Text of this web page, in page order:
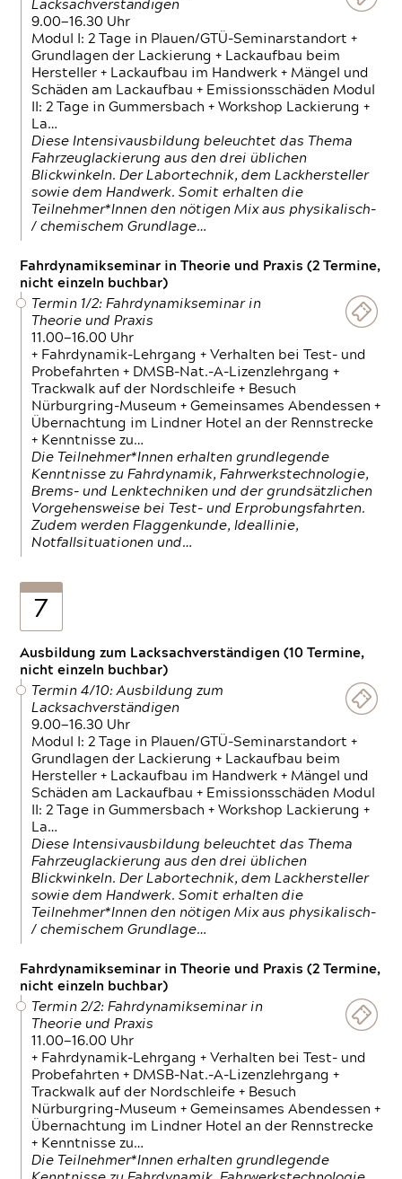
Lacksachverständigen
9.00—16.30 Uhr
Modul I: 2 Tage in Plauen/GTÜ-Seminarstandort +
Grundlagen der Lackierung + Lackaufbau beim
Hersteller + Lackaufbau im Handwerk + Mängel und
Schäden am Lackaufbau + Emissionsschäden Modul
II: 2 Tage in Gummersbach + Workshop Lackierung +
La…
Diese Intensivausbildung beleuchtet das Thema
Fahrzeuglackierung aus den drei üblichen
Blickwinkeln. Der Labortechnik, dem Lackhersteller
sowie dem Handwerk. Somit erhalten die
Teilnehmer*Innen den nötigen Mix aus physikalisch-
/ chemischem Grundlage…
Fahrdynamikseminar in Theorie und Praxis (2 Termine,
nicht einzeln buchbar)
Termin 1/2: Fahrdynamikseminar in
Theorie und Praxis
11.00—16.00 Uhr
+ Fahrdynamik-Lehrgang + Verhalten bei Test- und
Probefahrten + DMSB-Nat.-A-Lizenzlehrgang +
Trackwalk auf der Nordschleife + Besuch
Nürburgring-Museum + Gemeinsames Abendessen +
Übernachtung im Lindner Hotel an der Rennstrecke
+ Kenntnisse zu…
Die Teilnehmer*Innen erhalten grundlegende
Kenntnisse zu Fahrdynamik, Fahrwerkstechnologie,
Brems- und Lenktechniken und der grundsätzlichen
Vorgehensweise bei Test- und Erprobungsfahrten.
Zudem werden Flaggenkunde, Ideallinie,
Notfallsituationen und…
7
Ausbildung zum Lacksachverständigen (10 Termine,
nicht einzeln buchbar)
Termin 4/10: Ausbildung zum
Lacksachverständigen
9.00—16.30 Uhr
Modul I: 2 Tage in Plauen/GTÜ-Seminarstandort +
Grundlagen der Lackierung + Lackaufbau beim
Hersteller + Lackaufbau im Handwerk + Mängel und
Schäden am Lackaufbau + Emissionsschäden Modul
II: 2 Tage in Gummersbach + Workshop Lackierung +
La…
Diese Intensivausbildung beleuchtet das Thema
Fahrzeuglackierung aus den drei üblichen
Blickwinkeln. Der Labortechnik, dem Lackhersteller
sowie dem Handwerk. Somit erhalten die
Teilnehmer*Innen den nötigen Mix aus physikalisch-
/ chemischem Grundlage…
Fahrdynamikseminar in Theorie und Praxis (2 Termine,
nicht einzeln buchbar)
Termin 2/2: Fahrdynamikseminar in
Theorie und Praxis
11.00—16.00 Uhr
+ Fahrdynamik-Lehrgang + Verhalten bei Test- und
Probefahrten + DMSB-Nat.-A-Lizenzlehrgang +
Trackwalk auf der Nordschleife + Besuch
Nürburgring-Museum + Gemeinsames Abendessen +
Übernachtung im Lindner Hotel an der Rennstrecke
+ Kenntnisse zu…
Die Teilnehmer*Innen erhalten grundlegende